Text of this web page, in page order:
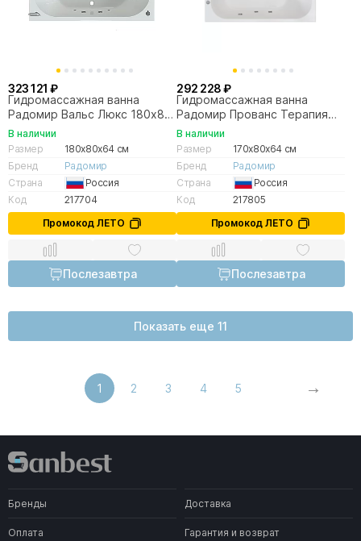
323 121 ₽
Гидромассажная ванна
Радомир Вальс Люкс 180х80
хром
В наличии
Размер
180x80x64 см
Бренд
Радомир
Страна
Россия
Код
217704
Промокод ЛЕТО
Послезавтра
292 228 ₽
Гидромассажная ванна
Радомир Прованс Терапия
170х80 бронза
В наличии
Размер
170x80x64 см
Бренд
Радомир
Страна
Россия
Код
217805
Промокод ЛЕТО
Послезавтра
Показать еще 11
1 2 3 4 5
Бренды Доставка
Оплата Гарантия и возврат